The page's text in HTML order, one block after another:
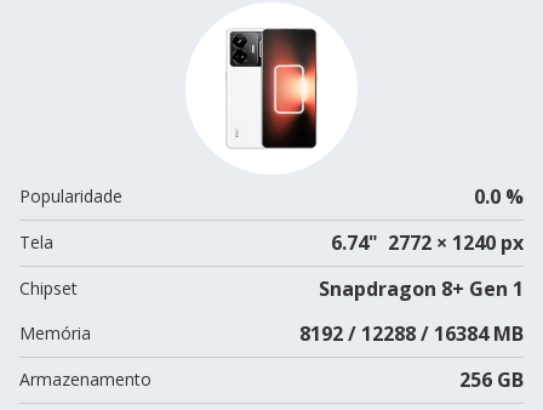
Popularidade 0.0 %
Tela 6.74" 2772 × 1240 px
Chipset Snapdragon 8+ Gen 1
Memória 8192 / 12288 / 16384 MB
Armazenamento 256 GB